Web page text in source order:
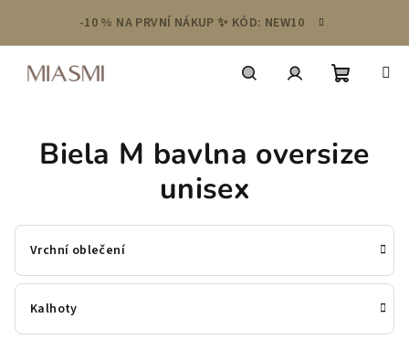
obsah
-10 % NA PRVNÍ NÁKUP ✨ KÓD: NEW10
košík
Biela M bavlna oversize
unisex
Vrchní oblečení
Kalhoty